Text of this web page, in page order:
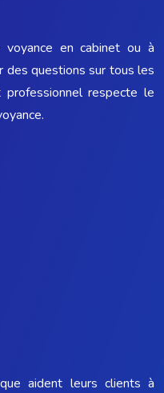
voyance en cabinet ou à
des questions sur tous les
respecte le
aident leurs clients à